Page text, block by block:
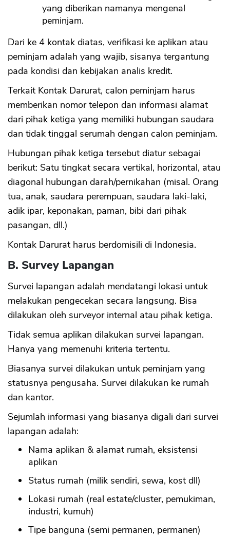
yang diberikan namanya mengenal
peminjam.
Dari ke 4 kontak diatas, verifikasi ke aplikan atau
peminjam adalah yang wajib, sisanya tergantung
pada kondisi dan kebijakan analis kredit.
Terkait Kontak Darurat, calon peminjam harus
memberikan nomor telepon dan informasi alamat
dari pihak ketiga yang memiliki hubungan saudara
dan tidak tinggal serumah dengan calon peminjam.
Hubungan pihak ketiga tersebut diatur sebagai
berikut: Satu tingkat secara vertikal, horizontal, atau
diagonal hubungan darah/pernikahan (misal. Orang
tua, anak, saudara perempuan, saudara laki-laki,
adik ipar, keponakan, paman, bibi dari pihak
pasangan, dll.)
Kontak Darurat harus berdomisili di Indonesia.
B. Survey Lapangan
Survei lapangan adalah mendatangi lokasi untuk
melakukan pengecekan secara langsung. Bisa
dilakukan oleh surveyor internal atau pihak ketiga.
Tidak semua aplikan dilakukan survei lapangan.
Hanya yang memenuhi kriteria tertentu.
Biasanya survei dilakukan untuk peminjam yang
statusnya pengusaha. Survei dilakukan ke rumah
dan kantor.
Sejumlah informasi yang biasanya digali dari survei
lapangan adalah:
Nama aplikan & alamat rumah, eksistensi
aplikan
Status rumah (milik sendiri, sewa, kost dll)
Lokasi rumah (real estate/cluster, pemukiman,
industri, kumuh)
Tipe banguna (semi permanen, permanen)